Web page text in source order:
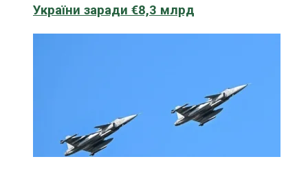
України заради €8,3 млрд